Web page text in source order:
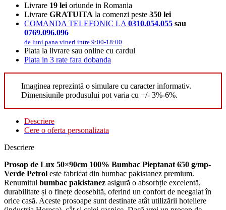
Livrare 19 lei oriunde in Romania
Livrare GRATUITA la comenzi peste 350 lei
COMANDA TELEFONIC LA 0310.054.055 sau
0769.096.096
de luni pana vineri intre 9:00-18:00
Plata la livrare sau online cu cardul
Plata in 3 rate fara dobanda
Imaginea reprezintă o simulare cu caracter informativ.
Dimensiunile produsului pot varia cu +/- 3%-6%.
Descriere
Cere o oferta personalizata
Descriere
Prosop de Lux 50×90cm 100% Bumbac Pieptanat 650 g/mp-
Verde Petrol este fabricat din bumbac pakistanez premium.
Renumitul bumbac pakistanez asigură o absorbție excelentă,
durabilitate și o finețe deosebită, oferind un confort de neegalat în
orice casă. Aceste prosoape sunt destinate atât utilizării hoteliere